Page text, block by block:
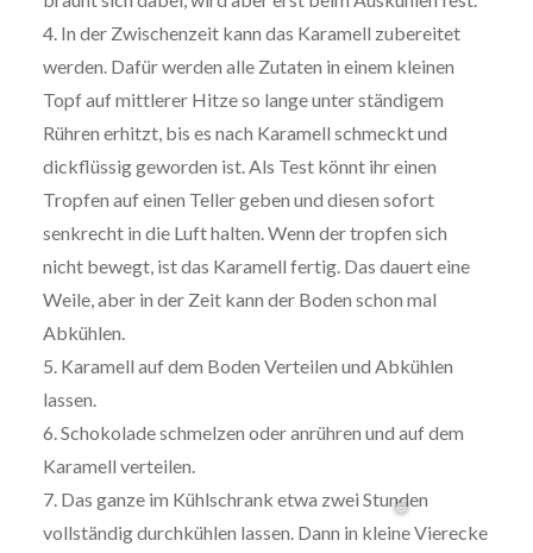
4. In der Zwischenzeit kann das Karamell zubereitet
werden. Dafür werden alle Zutaten in einem kleinen
Topf auf mittlerer Hitze so lange unter ständigem
Rühren erhitzt, bis es nach Karamell schmeckt und
dickflüssig geworden ist. Als Test könnt ihr einen
Tropfen auf einen Teller geben und diesen sofort
senkrecht in die Luft halten. Wenn der tropfen sich
nicht bewegt, ist das Karamell fertig. Das dauert eine
Weile, aber in der Zeit kann der Boden schon mal
Abkühlen.
5. Karamell auf dem Boden Verteilen und Abkühlen
lassen.
6. Schokolade schmelzen oder anrühren und auf dem
Karamell verteilen.
7. Das ganze im Kühlschrank etwa zwei Stunden
vollständig durchkühlen lassen. Dann in kleine Vierecke